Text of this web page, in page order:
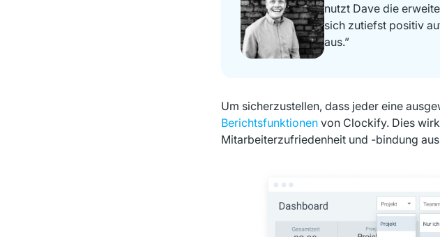
nutzt Dave die
sich zutiefst positiv
aus.”
Um sicherzustellen, dass jeder eine
Berichtsfunktionen von Clockify. Dies
Mitarbeiterzufriedenheit und -bindung